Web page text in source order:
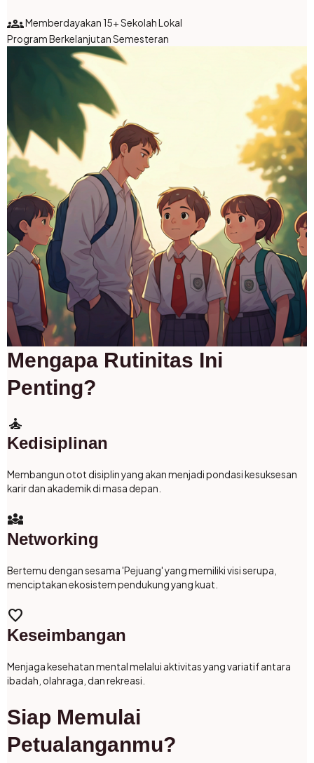
groupsMemberdayakan 15+ Sekolah Lokal
Program Berkelanjutan Semesteran
Mengapa Rutinitas Ini
Penting?
self_improvement
Kedisiplinan
Membangun otot disiplin yang akan menjadi pondasi kesuksesan
karir dan akademik di masa depan.
diversity_3
Networking
Bertemu dengan sesama 'Pejuang' yang memiliki visi serupa,
menciptakan ekosistem pendukung yang kuat.
favorite
Keseimbangan
Menjaga kesehatan mental melalui aktivitas yang variatif antara
ibadah, olahraga, dan rekreasi.
Siap Memulai
Petualanganmu?